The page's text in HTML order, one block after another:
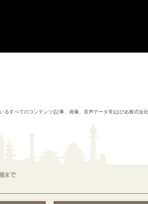
るすべてのコンテンツ(記事、画像、音声データ等)はぴあ株式会